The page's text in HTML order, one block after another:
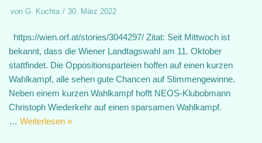
von G. Kuchta 30. März 2022
https://wien.orf.at/stories/3044297/ Zitat: Seit Mittwoch ist
bekannt, dass die Wiener Landtagswahl am 11. Oktober
stattfindet. Die Oppositionsparteien hoffen auf einen kurzen
Wahlkampf, alle sehen gute Chancen auf Stimmengewinne.
Neben einem kurzen Wahlkampf hofft NEOS-Klubobmann
Christoph Wiederkehr auf einen sparsamen Wahlkampf.
… Weiterlesen »